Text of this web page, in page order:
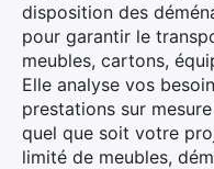
disposition des
pour garantir le
meubles, cartons,
Elle analyse vos
prestations sur
quel que soit votre
limité de meubles,